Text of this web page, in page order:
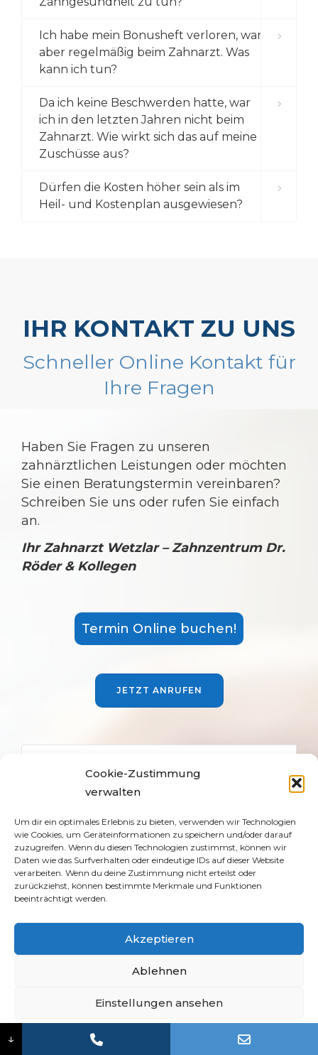
Cookie-Zustimmung
verwalten
Um dir ein optimales Erlebnis zu bieten, verwenden wir Technologien
wie Cookies, um Geräteinformationen zu speichern und/oder darauf
zuzugreifen. Wenn du diesen Technologien zustimmst, können wir
Daten wie das Surfverhalten oder eindeutige IDs auf dieser Website
verarbeiten. Wenn du deine Zustimmung nicht erteilst oder
zurückziehst, können bestimmte Merkmale und Funktionen
beeinträchtigt werden.
Akzeptieren
Ablehnen
Einstellungen ansehen
Cookie-Richtlinie Impressum
Ich habe mein Bonusheft verloren, war
aber regelmäßig beim Zahnarzt. Was
kann ich tun?
Da ich keine Beschwerden hatte, war
ich in den letzten Jahren nicht beim
Zahnarzt. Wie wirkt sich das auf meine
Zuschüsse aus?
Dürfen die Kosten höher sein als im
Heil- und Kostenplan ausgewiesen?
IHR KONTAKT ZU UNS
Schneller Online Kontakt für
Ihre Fragen
Haben Sie Fragen zu unseren
zahnärztlichen Leistungen oder möchten
Sie einen Beratungstermin vereinbaren?
Schreiben Sie uns oder rufen Sie einfach
an.
Ihr Zahnarzt Wetzlar – Zahnzentrum Dr.
Röder & Kollegen
Termin Online buchen!
JETZT ANRUFEN
↓